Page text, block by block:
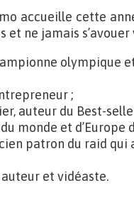
accueille cette
ne jamais s’avouer
olympique
;
auteur du Best-
monde et d’Europe
patron du raid
auteur et vidéaste.